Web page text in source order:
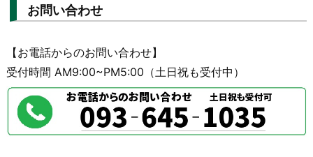
お問い合わせ
【お電話からのお問い合わせ】
受付時間 AM9:00~PM5:00（土日祝も受付中）